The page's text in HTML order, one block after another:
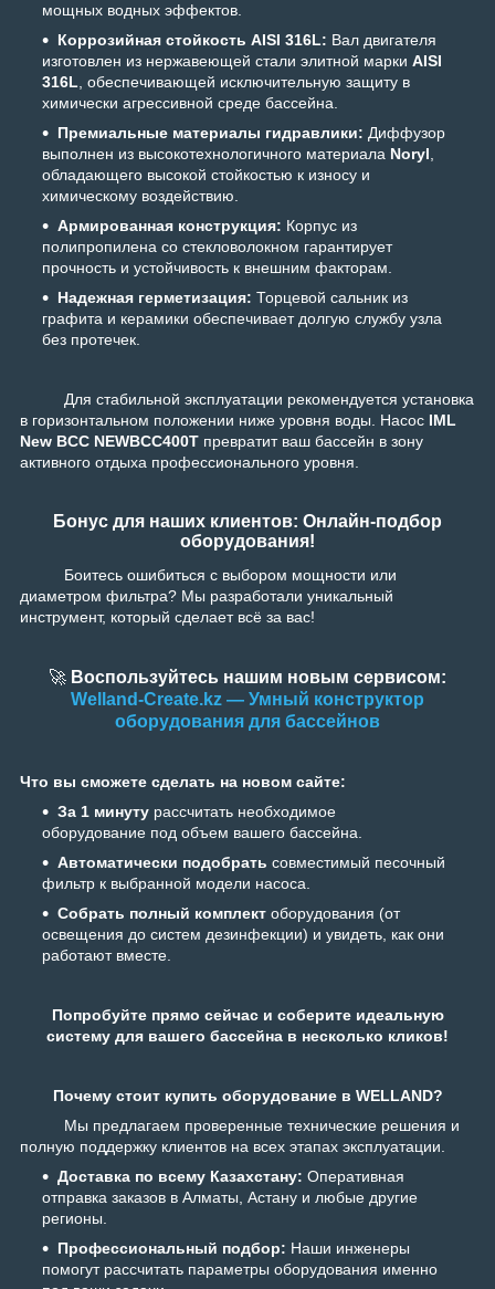
мощных водных эффектов.
Коррозийная стойкость AISI 316L: Вал двигателя
изготовлен из нержавеющей стали элитной марки AISI
316L, обеспечивающей исключительную защиту в
химически агрессивной среде бассейна.
Премиальные материалы гидравлики: Диффузор
выполнен из высокотехнологичного материала Noryl,
обладающего высокой стойкостью к износу и
химическому воздействию.
Армированная конструкция: Корпус из
полипропилена со стекловолокном гарантирует
прочность и устойчивость к внешним факторам.
Надежная герметизация: Торцевой сальник из
графита и керамики обеспечивает долгую службу узла
без протечек.
Для стабильной эксплуатации рекомендуется установка
в горизонтальном положении ниже уровня воды. Насос IML
New BCC NEWBCC400T превратит ваш бассейн в зону
активного отдыха профессионального уровня.
Бонус для наших клиентов: Онлайн-подбор
оборудования!
Боитесь ошибиться с выбором мощности или
диаметром фильтра? Мы разработали уникальный
инструмент, который сделает всё за вас!
🚀 Воспользуйтесь нашим новым сервисом:
Welland-Create.kz — Умный конструктор
оборудования для бассейнов
Что вы сможете сделать на новом сайте:
За 1 минуту рассчитать необходимое
оборудование под объем вашего бассейна.
Автоматически подобрать совместимый песочный
фильтр к выбранной модели насоса.
Собрать полный комплект оборудования (от
освещения до систем дезинфекции) и увидеть, как они
работают вместе.
Попробуйте прямо сейчас и соберите идеальную
систему для вашего бассейна в несколько кликов!
Почему стоит купить оборудование в WELLAND?
Мы предлагаем проверенные технические решения и
полную поддержку клиентов на всех этапах эксплуатации.
Доставка по всему Казахстану: Оперативная
отправка заказов в Алматы, Астану и любые другие
регионы.
Профессиональный подбор: Наши инженеры
помогут рассчитать параметры оборудования именно